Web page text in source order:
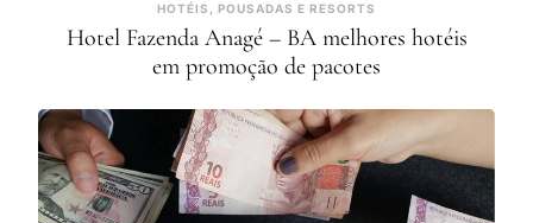
HOTÉIS, POUSADAS E RESORTS
Hotel Fazenda Anagé – BA melhores hotéis
em promoção de pacotes